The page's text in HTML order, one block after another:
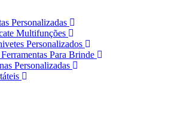
Personalizadas
Multifunções
Personalizados
Para Brinde
Personalizadas